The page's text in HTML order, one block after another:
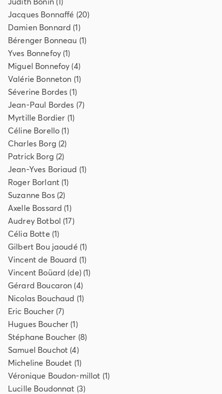
Jacques Bonnaffé (20)
Damien Bonnard (1)
Bérenger Bonneau (1)
Yves Bonnefoy(1)
Miguel Bonnefoy (4)
Valérie Bonneton (1)
Séverine Bordes (1)
Jean-Paul Bordes (7)
Myrtille Bordier (1)
Céline Borello (1)
Charles Borg (2)
Patrick Borg (2)
Jean-Yves Boriaud (1)
Roger Borlant(1)
Suzanne Bos(2)
Axelle Bossard (1)
Audrey Botbol (17)
Célia Botte (1)
Gilbert Bou jaoudé (1)
Vincent de Bouard (1)
Vincent Boüard (de)(1)
Gérard Boucaron (4)
Nicolas Bouchaud (1)
Eric Boucher(7)
Hugues Boucher (1)
Stéphane Boucher (8)
Samuel Bouchot (4)
Micheline Boudet (1)
Véronique Boudon-millot (1)
Lucille Boudonnat (3)